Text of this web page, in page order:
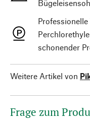
schonender
Weitere Artikel von
Frage zum